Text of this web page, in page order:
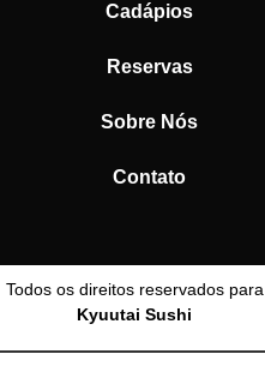
Cadápios
Reservas
Sobre Nós
Contato
Todos os direitos reservados para
Kyuutai Sushi